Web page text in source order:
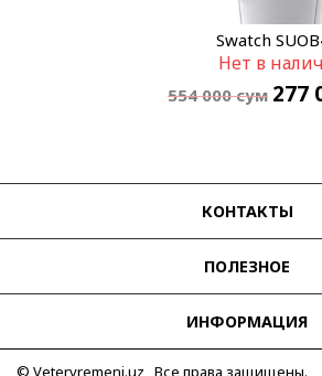
Swatch
Нет в
554 000сум 277
КОНТАКТЫ
ПОЛЕЗНОЕ
ИНФОРМАЦИЯ
© Vetervremeni.uz Все права защищены.